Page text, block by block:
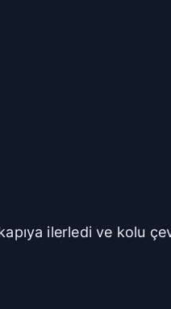
ilerledi ve kolu